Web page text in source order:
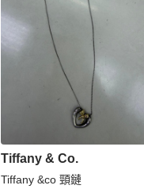
Tiffany & Co.
Tiffany &co 頸鏈